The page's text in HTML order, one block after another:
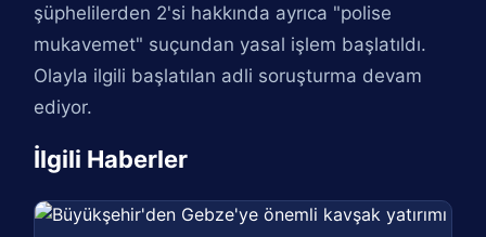
şüphelilerden 2'si hakkında ayrıca "polise
mukavemet" suçundan yasal işlem başlatıldı.
Olayla ilgili başlatılan adli soruşturma devam
ediyor.
İlgili Haberler